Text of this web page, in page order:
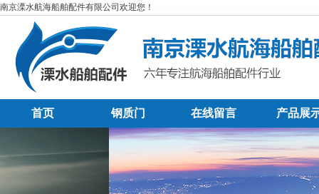
南京溧水航海船舶配件有限公司欢迎您！
首页 钢质门 在线留言 产品展